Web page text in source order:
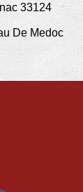
33124
De Medoc